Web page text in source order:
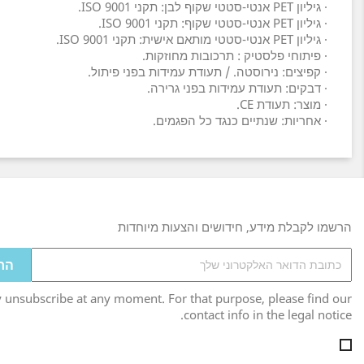
· גיליון PET אנטי-סטטי שקוף לבן: תקני ISO 9001.
· גיליון PET אנטי-סטטי שקוף: תקני ISO 9001.
· גיליון PET אנטי-סטטי מותאם אישית: תקני ISO 9001.
· פיתוחי פלסטיק : תרכובות מחוזקות.
· קפיצים: נירוסטה. / תעודת עמידות בפני פיתול.
· דבקים: תעודת עמידות בפני גרירה.
· מוצר: תעודת CE.
· אחריות: שנתיים כנגד כל הפגמים.
הרשמו לקבלת מידע, חידושים והצעות מיוחדות
unsubscribe at any moment. For that purpose, please find our
contact info in the legal notice.